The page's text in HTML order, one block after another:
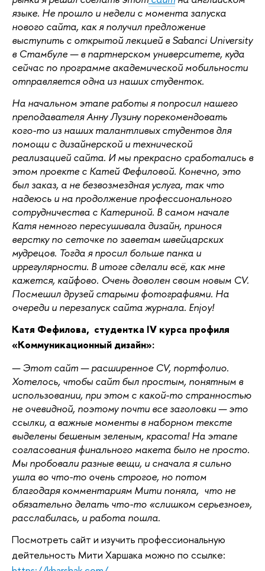
языке. Не прошло и недели с момента запуска
нового сайта, как я получил предложение
выступить с открытой лекцией в Sabanci University
в Стамбуле — в партнерском университете, куда
сейчас по программе академической мобильности
отправляется одна из наших студенток.
На начальном этапе работы я попросил нашего
преподавателя Анну Лузину порекомендовать
кого-то из наших талантливых студентов для
помощи с дизайнерской и технической
реализацией сайта. И мы прекрасно сработались в
этом проекте с Катей Фефиловой. Конечно, это
был заказ, а не безвозмездная услуга, так что
надеюсь и на продолжение профессионального
сотрудничества с Катериной. В самом начале
Катя немного пересушивала дизайн, принося
верстку по сеточке по заветам швейцарских
мудрецов. Тогда я просил больше панка и
иррегулярности. В итоге сделали всё, как мне
кажется, кайфово. Очень доволен своим новым CV.
Посмешил друзей старыми фотографиями. На
очереди и перезапуск сайта журнала. Enjoy!
Катя Фефилова,  студентка IV курса профиля
«Коммуникационный дизайн»:
— Этот сайт — расширенное CV, портфолио.
Хотелось, чтобы сайт был простым, понятным в
использовании, при этом с какой-то странностью
не очевидной, поэтому почти все заголовки — это
ссылки, а важные моменты в наборном тексте
выделены бешеным зеленым, красота! На этапе
согласования финального макета было не просто.
Мы пробовали разные вещи, и сначала я сильно
ушла во что-то очень строгое, но потом
благодаря комментариям Мити поняла,  что не
обязательно делать что-то «слишком серьезное»,
расслабилась, и работа пошла.
Посмотреть сайт и изучить профессиональную